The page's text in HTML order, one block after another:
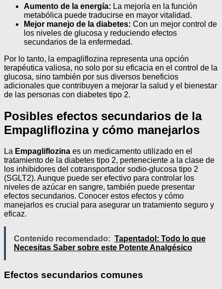
Aumento de la energía: La mejoría en la función
metabólica puede traducirse en mayor vitalidad.
Mejor manejo de la diabetes: Con un mejor control de
los niveles de glucosa y reduciendo efectos
secundarios de la enfermedad.
Por lo tanto, la empagliflozina representa una opción
terapéutica valiosa, no solo por su eficacia en el control de la
glucosa, sino también por sus diversos beneficios
adicionales que contribuyen a mejorar la salud y el bienestar
de las personas con diabetes tipo 2.
Posibles efectos secundarios de la
Empagliflozina y cómo manejarlos
La Empagliflozina es un medicamento utilizado en el
tratamiento de la diabetes tipo 2, perteneciente a la clase de
los inhibidores del cotransportador sodio-glucosa tipo 2
(SGLT2). Aunque puede ser efectivo para controlar los
niveles de azúcar en sangre, también puede presentar
efectos secundarios. Conocer estos efectos y cómo
manejarlos es crucial para asegurar un tratamiento seguro y
eficaz.
Contenido recomendado: Tapentadol: Todo lo que
Necesitas Saber sobre este Potente Analgésico
Efectos secundarios comunes